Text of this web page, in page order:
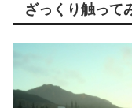
ざっくり触って